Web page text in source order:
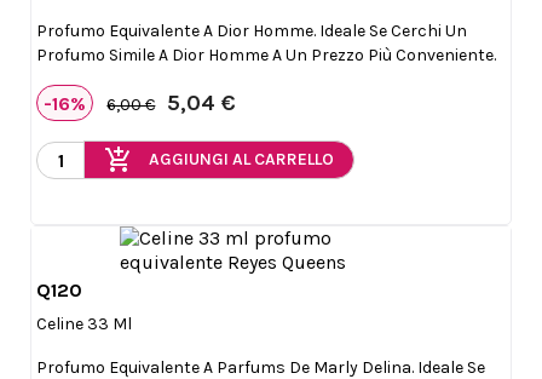
Profumo Equivalente A Dior Homme. Ideale Se Cerchi Un
Profumo Simile A Dior Homme A Un Prezzo Più Conveniente.
-16% 6,00 € 5,04 €
add_shopping_cart AGGIUNGI AL CARRELLO
Q120
Celine 33 Ml
Profumo Equivalente A Parfums De Marly Delina. Ideale Se